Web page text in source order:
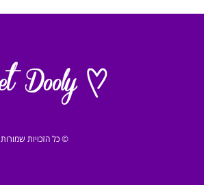
© כל הזכויות שמורות sweetdooly